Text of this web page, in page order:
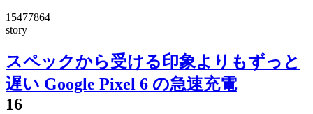
15477864
story
スペックから受ける印象よりもずっと
遅い Google Pixel 6 の急速充電
16